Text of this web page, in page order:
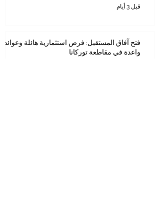
قبل 3 أيام
فتح آفاق المستقبل: فرص استثمارية هائلة وعوائد
واعدة في مقاطعة توركانا